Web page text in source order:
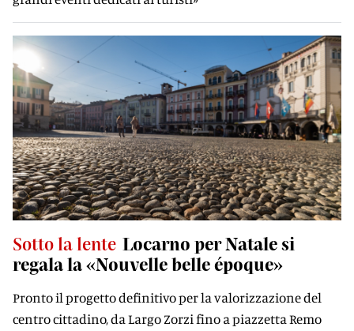
Sotto la lente Locarno per Natale si
regala la «Nouvelle belle époque»
Pronto il progetto definitivo per la valorizzazione del
centro cittadino, da Largo Zorzi fino a piazzetta Remo